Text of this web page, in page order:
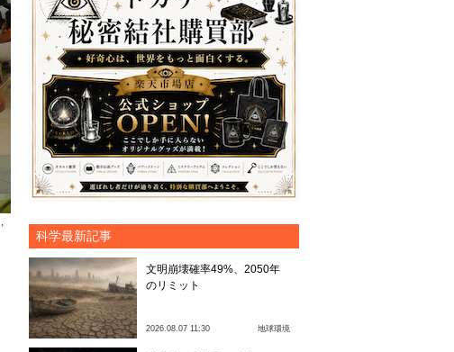
,
科学最新記事
文明崩壊確率49%、2050年
のリミット
2026.08.07 11:30 地球環境